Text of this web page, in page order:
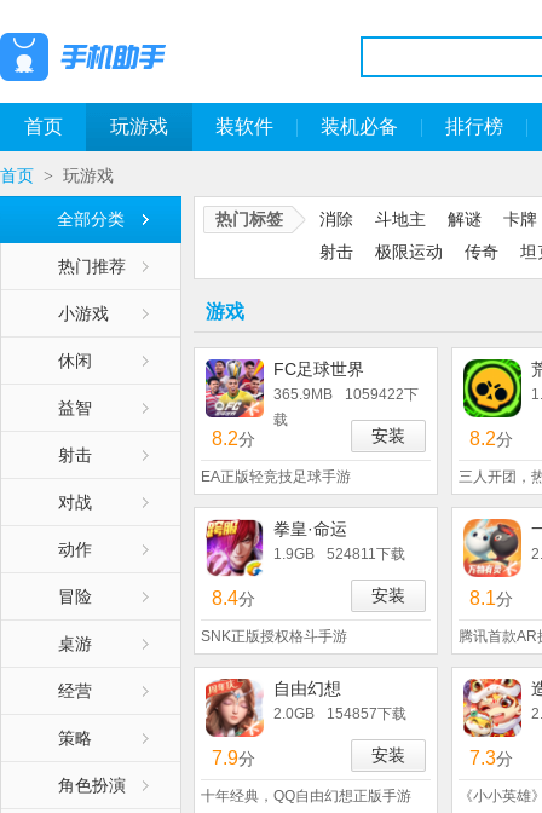
首页 玩游戏 装软件 装机必备 排行榜
首页 > 玩游戏
全部分类
热门推荐
小游戏
休闲
益智
射击
对战
动作
冒险
桌游
经营
策略
角色扮演
热门标签 消除 斗地主 解谜
卡牌
射击
极限运动 传奇 坦
游戏
FC足球世界
365.9MB
1059422下
载
8.2分 安装
EA正版轻竞技足球手游
8.2分
三人开团，
拳皇·命运
1.9GB 524811下载
8.4分 安装
SNK正版授权格斗手游
8.1分
腾讯首款AR
自由幻想
2.0GB 154857下载
7.9分 安装
十年经典，QQ自由幻想正版手游
7.3分
《小小英雄